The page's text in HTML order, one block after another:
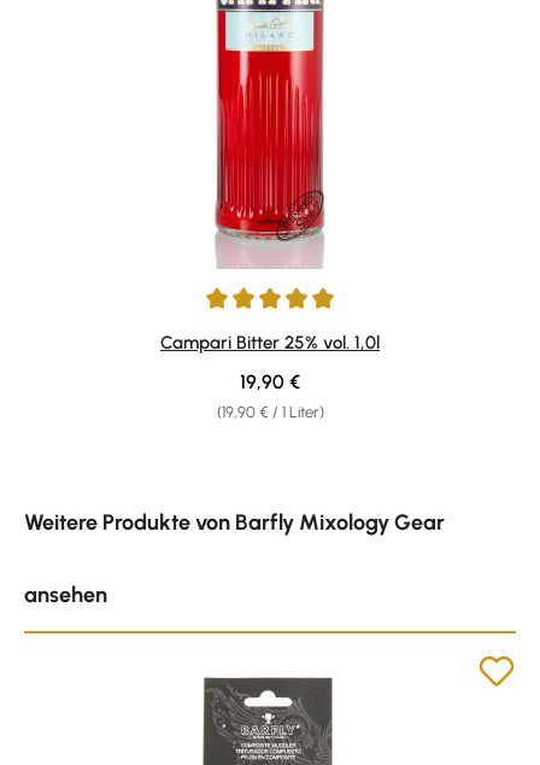
Durchschnittliche Bewertung von 4.92 von 5 Sternen
Campari Bitter 25% vol. 1,0l
(19,90 € / 1 Liter)
Regulärer Preis:
19,90 €
Weitere Produkte von Barfly Mixology Gear
ansehen